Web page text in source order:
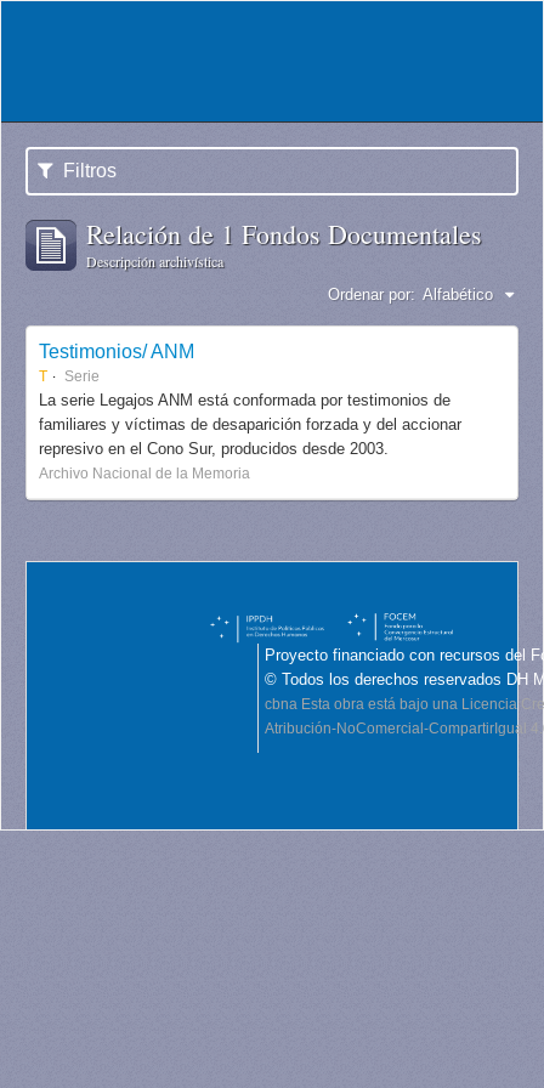
Filtros
Relación de 1 Fondos Documentales
Descripción archivística
Ordenar por: Alfabético
Testimonios/ ANM
T Serie
La serie Legajos ANM está conformada por testimonios de
familiares y víctimas de desaparición forzada y del accionar
represivo en el Cono Sur, producidos desde 2003.
Archivo Nacional de la Memoria
Proyecto financiado con recursos del
© Todos los derechos reservados DH
cbna Esta obra está bajo una Licencia
Atribución-NoComercial-CompartirIgual